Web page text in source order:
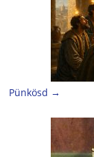
Pünkösd →